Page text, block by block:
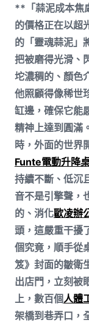
**「蒜泥成本焦
的價格正在以超
的「靈魂蒜泥」
把被磨得光滑、
坨濃稠的、顏色
他照顧得像稀世
缸邊，確保它能
精神上達到圓滿
時，外面的世界
Funte電動升降
持續不斷、低
音不是引擎聲，
的、消化歐凌辦
頭，這嚴重干擾
個究竟，順手從
笈》封面的皺衛
出店門，立刻被
上，數百個人體
架橋到巷弄口，